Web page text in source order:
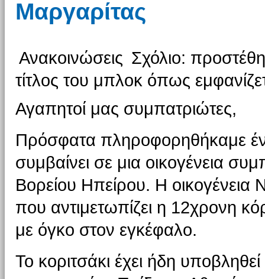
Μαργαρίτας
Ανακοινώσεις Σχόλιο:
τίτλος του μπλοκ όπως
Αγαπητοί μας συμπατριώτες,
Πρόσφατα πληροφορηθήκαμε
συμβαίνει σε μια οικογένεια
Βορείου Ηπείρου. Η
που αντιμετωπίζει η 12χρονη
με όγκο στον εγκέφαλο.
Το κοριτσάκι έχει ήδη